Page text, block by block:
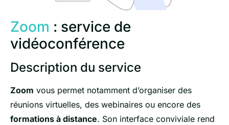
Zoom : service de
vidéoconférence
Description du service
Zoom vous permet notamment d’organiser des
réunions virtuelles, des webinaires ou encore des
formations à distance. Son interface conviviale rend